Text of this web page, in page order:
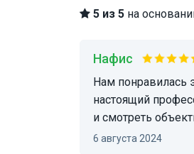
5 из 5 на
Нафис
Нам понравилась экскурсия, позновательно, интересно и красиво. Наш гид, Рустем -
настоящий
и смотреть
6 августа 2024